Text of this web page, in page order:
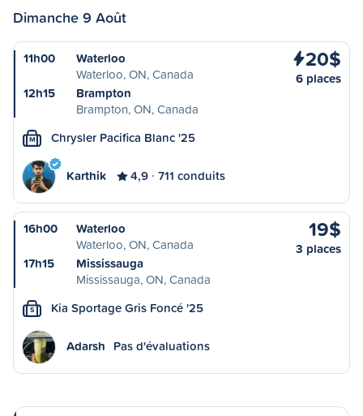
Dimanche 9 Août
11h00
Waterloo
Waterloo, ON, Canada
12h15
Brampton
Brampton, ON, Canada
20$
6 places
M Chrysler Pacifica Blanc '25
Karthik 4,9 711 conduits
16h00
Waterloo
Waterloo, ON, Canada
17h15
Mississauga
Mississauga, ON, Canada
19$
3 places
S Kia Sportage Gris Foncé '25
Adarsh Pas d'évaluations